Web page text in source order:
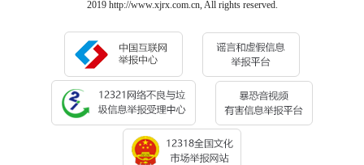
2019 http://www.xjrx.com.cn, All rights reserved.